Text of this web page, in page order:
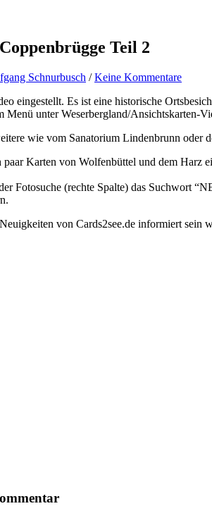
Teil 2
Schnurbusch /Keine Kommentare
eingestellt. Es ist eine historische
Menü unter Weserbergland/Ansichtskarten-
wie vom Sanatorium Lindenbrunn oder
paar Karten von Wolfenbüttel und dem Harz
Fotosuche (rechte Spalte) das Suchwort
von Cards2see.de informiert sein